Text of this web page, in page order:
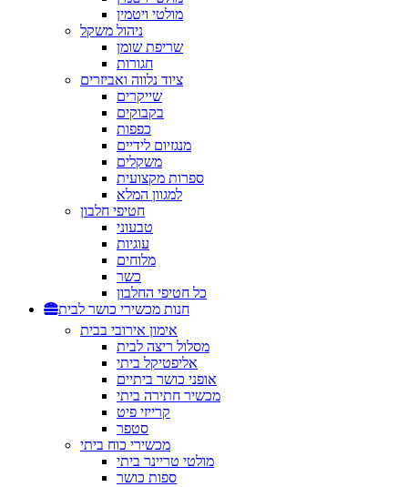
מולטי ויטמין
ניהול משקל
שריפת שומן
חגורות
ציוד נלווה ואביזרים
שייקרים
בקבוקים
כפפות
מנגזיום לידיים
משקלים
ספרות מקצועית
למגוון המלא
חטיפי חלבון
טבעוני
עוגיות
מלוחים
כשר
כל חטיפי החלבון
חנות מכשירי כושר לבית
אימון אירובי בבית
מסלול ריצה לבית
אליפטיקל ביתי
אופני כושר ביתיים
מכשיר חתירה ביתי
קרייזי פיט
סטפר
מכשירי כוח ביתי
מולטי טריינר ביתי
ספות כושר